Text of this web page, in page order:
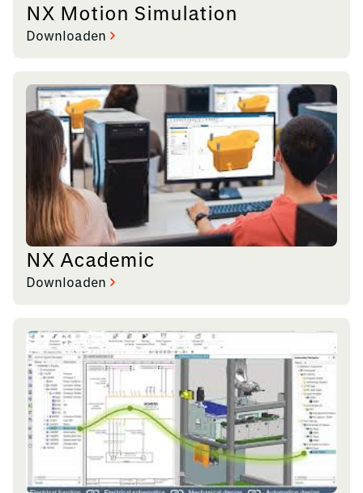
NX Motion Simulation
Downloaden
NX Academic
Downloaden